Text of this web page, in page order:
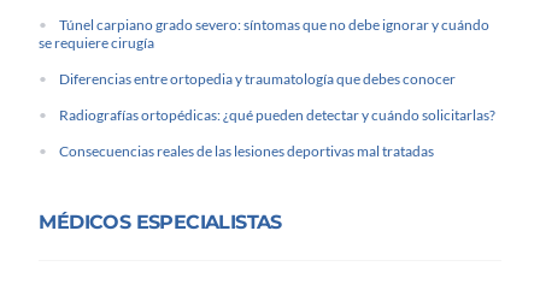
Túnel carpiano grado severo: síntomas que no debe ignorar y cuándo
se requiere cirugía
Diferencias entre ortopedia y traumatología que debes conocer
Radiografías ortopédicas: ¿qué pueden detectar y cuándo solicitarlas?
Consecuencias reales de las lesiones deportivas mal tratadas
MÉDICOS ESPECIALISTAS